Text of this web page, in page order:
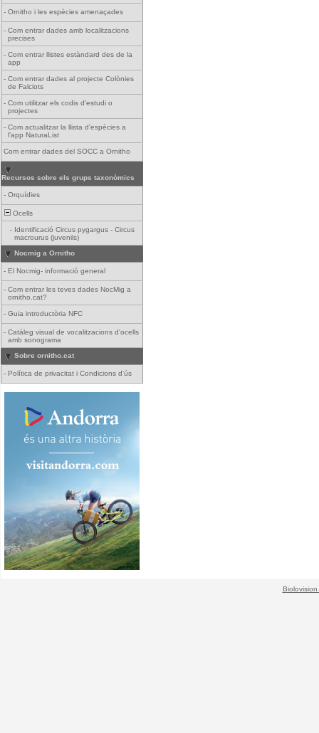
- Ornitho i les espècies amenaçades
- Com entrar dades amb localitzacions
precises
- Com entrar llistes estàndard des de la
app
- Com entrar dades al projecte Colònies
de Falciots
- Com utilitzar els codis d'estudi o
projectes
- Com actualitzar la llista d'espècies a
l'app NaturaList
Com entrar dades del SOCC a Ornitho
Recursos sobre els grups taxonòmics
- Orquídies
Ocells
- Identificació Circus pygargus - Circus
macrourus (juvenils)
Nocmig a Ornitho
- El Nocmig- informació general
- Com entrar les teves dades NocMig a
ornitho.cat?
- Guia introductòria NFC
- Catàleg visual de vocalitzacions d'ocells
amb sonograma
Sobre ornitho.cat
- Política de privacitat i Condicions d'ús
Biolovision